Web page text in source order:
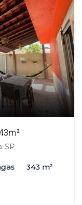
SP
343 m²